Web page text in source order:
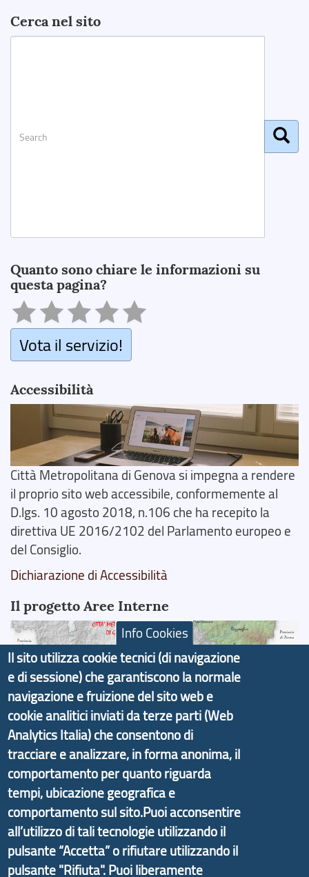
Cerca nel sito
Quanto sono chiare le informazioni su
questa pagina?
Vota il servizio!
Accessibilità
Città Metropolitana di Genova si impegna a rendere
il proprio sito web accessibile, conformemente al
D.lgs. 10 agosto 2018, n.106 che ha recepito la
direttiva UE 2016/2102 del Parlamento europeo e
del Consiglio.
Dichiarazione di Accessibilità
Il progetto Aree Interne
Il portale di marketing territoriale e sviluppo locale
di Genova Città Metropolitana si è sviluppato a
partire dal progetto nazionale Aree Interne
promosso dal Dipartimento per lo Sviluppo
Economico e finalizzato al rilancio socio-economico
delle valli dell’entroterra. In particolare fornisce
informazioni ed aggiornamenti sulla
Strategia
d'Area Antola-Tigullio, in collaborazione con Regione
Liguria ed ANCI Liguria.
Info Cookies
Il sito utilizza cookie tecnici (di navigazione
e di sessione) che garantiscono la normale
navigazione e fruizione del sito web e
cookie analitici inviati da terze parti (Web
Analytics Italia) che consentono di
tracciare e analizzare, in forma anonima, il
comportamento per quanto riguarda
tempi, ubicazione geografica e
comportamento sul sito.Puoi acconsentire
all’utilizzo di tali tecnologie utilizzando il
pulsante “Accetta” o rifiutare utilizzando il
pulsante "Rifiuta". Puoi liberamente